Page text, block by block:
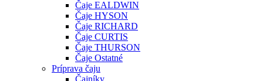
Čaje EALDWIN
Čaje HYSON
Čaje RICHARD
Čaje CURTIS
Čaje THURSON
Čaje Ostatné
Príprava čaju